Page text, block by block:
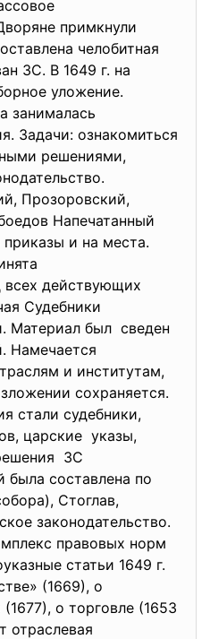
примкнули
челобитная
ЗС. В 1649 г. на
уложение.
занималась
Задачи: ознакомиться
решениями,
Прозоровский,
Напечатанный
и на места.
всех действующих
Судебники
Материал был сведен
Намечается
и институтам,
сохраняется.
стали судебники,
царские указы,
ЗС
была составлена по
Стоглав,
законодательство.
правовых норм
статьи 1649 г.
(1669), о
о торговле (1653
отраслевая